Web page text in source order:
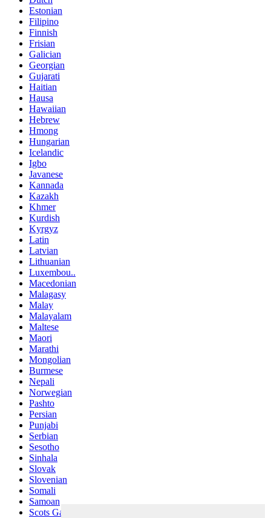
Estonian
Filipino
Finnish
Frisian
Galician
Georgian
Gujarati
Haitian
Hausa
Hawaiian
Hebrew
Hmong
Hungarian
Icelandic
Igbo
Javanese
Kannada
Kazakh
Khmer
Kurdish
Kyrgyz
Latin
Latvian
Lithuanian
Luxembou..
Macedonian
Malagasy
Malay
Malayalam
Maltese
Maori
Marathi
Mongolian
Burmese
Nepali
Norwegian
Pashto
Persian
Punjabi
Serbian
Sesotho
Sinhala
Slovak
Slovenian
Somali
Samoan
Scots Gaelic